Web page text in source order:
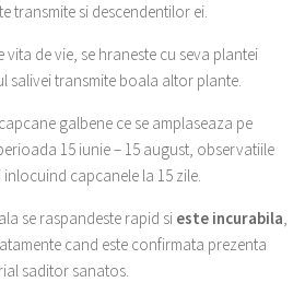
transmite si descendentilor ei.
vita de vie, se hraneste cu seva plantei
salivei transmite boala altor plante.
galbene ce se amplaseaza pe
15 iunie – 15 august, observatiile
capcanele la 15 zile.
se raspandeste rapid si este incurabila,
cand este confirmata prezenta
saditor sanatos.